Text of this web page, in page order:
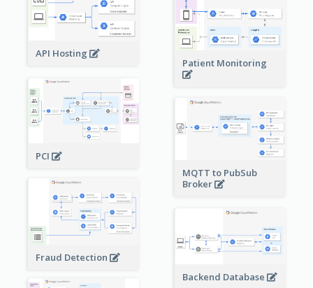
Patient Monitoring
API Hosting
PCI
MQTT to PubSub
Broker
Fraud Detection
Backend Database